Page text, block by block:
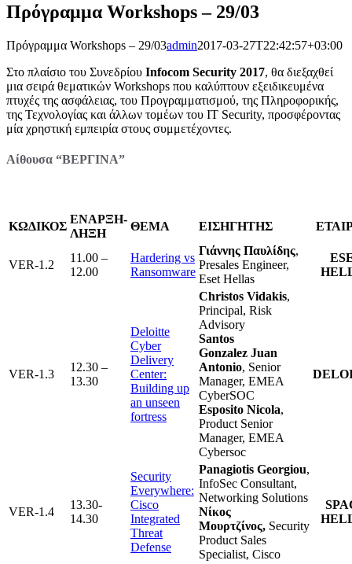
Πρόγραμμα Workshops – 29/03
Πρόγραμμα Workshops – 29/03admin2017-03-27T22:42:57+03:00
Στο πλαίσιο του Συνεδρίου Infocom Security 2017, θα διεξαχθεί
μια σειρά θεματικών Workshops που καλύπτουν εξειδικευμένα
πτυχές της ασφάλειας, του Προγραμματισμού, της Πληροφορικής,
της Τεχνολογίας και άλλων τομέων του IT Security, προσφέροντας
μία χρηστική εμπειρία στους συμμετέχοντες.
Αίθουσα “ΒΕΡΓΙΝΑ”
ΚΩΔΙΚΟΣ
ΕΝΑΡΞΗ-
ΛΗΞΗ
ΘΕΜΑ ΕΙΣΗΓΗΤΗΣ
VER-1.2
11.00 –
12.00
Hardering vs
Ransomware
Γιάννης Παυλίδης,
Presales Engineer,
Eset Hellas
VER-1.3
12.30 –
13.30
Deloitte
Cyber
Delivery
Center:
Building up
an unseen
fortress
Christos Vidakis,
Principal, Risk
Advisory
Santos
Gonzalez Juan
Antonio, Senior
Manager, EMEA
CyberSOC
Esposito Nicola,
Product Senior
Manager, EMEA
Cybersoc
VER-1.4
13.30-
14.30
Security
Everywhere:
Cisco
Integrated
Threat
Defense
Panagiotis Georgiou,
InfoSec Consultant,
Networking Solutions
Νίκος
Μουρτζίνος, Security
Product Sales
Specialist, Cisco